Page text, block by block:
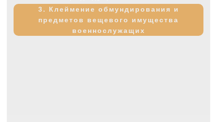
запись:
3. Клеймение обмундирования и
предметов вещевого имущества
военнослужащих